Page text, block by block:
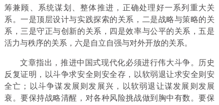
筹兼顾、系统谋划、整体推进，正确处理好一系列重大关
系。一是顶层设计与实践探索的关系，二是战略与策略的关
系，三是守正与创新的关系，四是效率与公平的关系，五是
活力与秩序的关系，六是自立自强与对外开放的关系。
文章指出，推进中国式现代化必须进行伟大斗争。历史
反复证明，以斗争求安全则安全存，以软弱退让求安全则安
全亡；以斗争谋发展则发展兴，以软弱退让谋发展则发展
衰。要保持战略清醒，对各种风险挑战做到胸中有数。要保